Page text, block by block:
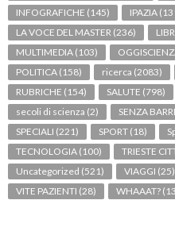
INFOGRAFICHE (145) IPAZIA
LA VOCE DEL MASTER (236)
MULTIMEDIA (103)
POLITICA (158) ricerca (2083)
RUBRICHE (154) SALUTE (798)
secoli di scienza (2) SENZA
SPECIALI (221) SPORT (18)
TECNOLOGIA (100) TRIESTE
Uncategorized (521) VIAGGI (25)
VITE PAZIENTI (28) WHAAAT?